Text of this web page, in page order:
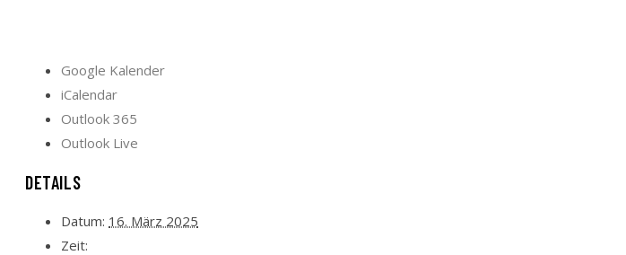
Google Kalender
iCalendar
Outlook 365
Outlook Live
DETAILS
Datum: 16. März 2025
Zeit: